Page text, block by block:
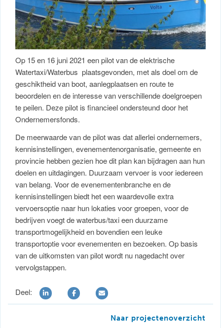
Op 15 en 16 juni 2021 een pilot van de elektrische
Watertaxi/Waterbus plaatsgevonden, met als doel om de
geschiktheid van boot, aanlegplaatsen en route te
beoordelen en de interesse van verschillende doelgroepen
te peilen. Deze pilot is financieel ondersteund door het
Ondernemersfonds.
De meerwaarde van de pilot was dat allerlei ondernemers,
kennisinstellingen, evenementenorganisatie, gemeente en
provincie hebben gezien hoe dit plan kan bijdragen aan hun
doelen en uitdagingen. Duurzaam vervoer is voor iedereen
van belang. Voor de evenementenbranche en de
kennisinstellingen biedt het een waardevolle extra
vervoersoptie naar hun lokaties voor groepen, voor de
bedrijven voegt de waterbus/taxi een duurzame
transportmogelijkheid en bovendien een leuke
transportoptie voor evenementen en bezoeken. Op basis
van de uitkomsten van pilot wordt nu nagedacht over
vervolgstappen.
Deel:
Naar projectenoverzicht